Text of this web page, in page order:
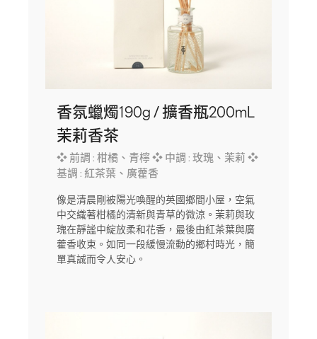
香氛蠟燭190g / 擴香瓶200mL
茉莉香茶
❖ 前調 : 柑橘、青檸 ❖ 中調 : 玫瑰、茉莉 ❖
基調 : 紅茶葉、廣藿香
像是清晨剛被陽光喚醒的英國鄉間小屋，空氣
中交織著柑橘的清新與青草的微涼。茉莉與玫
瑰在靜謐中綻放柔和花香，最後由紅茶葉與廣
藿香收束。如同一段緩慢流動的鄉村時光，簡
單真誠而令人安心。